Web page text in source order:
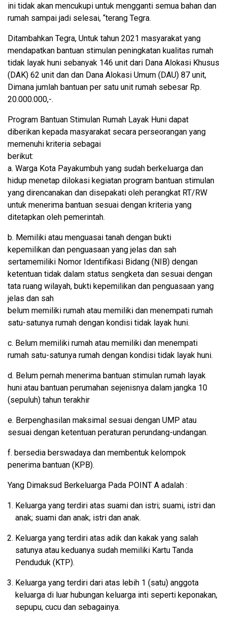
ini tidak akan mencukupi untuk mengganti semua bahan dan
rumah sampai jadi selesai, “terang Tegra.
Ditambahkan Tegra, Untuk tahun 2021 masyarakat yang
mendapatkan bantuan stimulan peningkatan kualitas rumah
tidak layak huni sebanyak 146 unit dari Dana Alokasi Khusus
(DAK) 62 unit dan dan Dana Alokasi Umum (DAU) 87 unit,
Dimana jumlah bantuan per satu unit rumah sebesar Rp.
20.000.000,-.
Program Bantuan Stimulan Rumah Layak Huni dapat
diberikan kepada masyarakat secara perseorangan yang
memenuhi kriteria sebagai
berikut:
a. Warga Kota Payakumbuh yang sudah berkeluarga dan
hidup menetap dilokasi kegiatan program bantuan stimulan
yang direncanakan dan disepakati oleh perangkat RT/RW
untuk menerima bantuan sesuai dengan kriteria yang
ditetapkan oleh pemerintah.
b. Memiliki atau menguasai tanah dengan bukti
kepemilikan dan penguasaan yang jelas dan sah
sertamemiliki Nomor Identifikasi Bidang (NIB) dengan
ketentuan tidak dalam status sengketa dan sesuai dengan
tata ruang wilayah, bukti kepemilikan dan penguasaan yang
jelas dan sah
belum memiliki rumah atau memiliki dan menempati rumah
satu-satunya rumah dengan kondisi tidak layak huni.
c. Belum memiliki rumah atau memiliki dan menempati
rumah satu-satunya rumah dengan kondisi tidak layak huni.
d. Belum pernah menerima bantuan stimulan rumah layak
huni atau bantuan perumahan sejenisnya dalam jangka 10
(sepuluh) tahun terakhir
e. Berpenghasilan maksimal sesuai dengan UMP atau
sesuai dengan ketentuan peraturan perundang-undangan.
f. bersedia berswadaya dan membentuk kelompok
penerima bantuan (KPB).
Yang Dimaksud Berkeluarga Pada POINT A adalah :
Keluarga yang terdiri atas suami dan istri; suami, istri dan
anak; suami dan anak; istri dan anak.
Keluarga yang terdiri atas adik dan kakak yang salah
satunya atau keduanya sudah memiliki Kartu Tanda
Penduduk (KTP).
Keluarga yang terdiri dari atas lebih 1 (satu) anggota
keluarga di luar hubungan keluarga inti seperti keponakan,
sepupu, cucu dan sebagainya.